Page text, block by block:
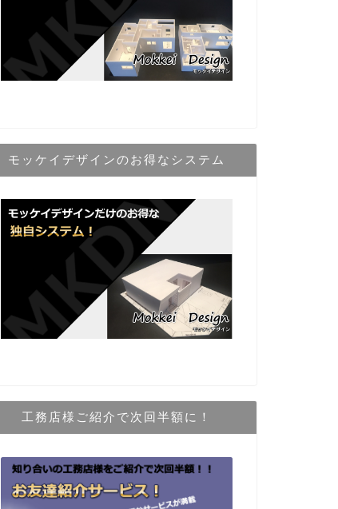
モッケイデザインのお得なシステム
工務店様ご紹介で次回半額に！